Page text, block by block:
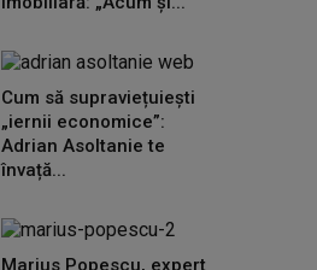
Cum să supraviețuiești
„iernii economice”:
Adrian Asoltanie te
învață...
Marius Popescu, expert